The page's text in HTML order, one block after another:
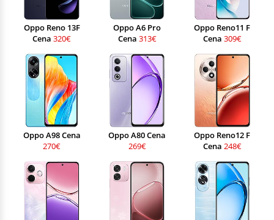
Oppo Reno 13F
Cena 320€
Oppo A6 Pro
Cena 313€
Oppo Reno11 F
Cena 309€
Oppo A98 Cena
270€
Oppo A80 Cena
269€
Oppo Reno12 F
Cena 248€